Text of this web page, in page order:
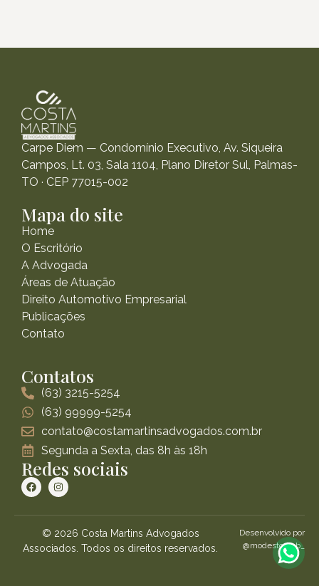
Carpe Diem — Condomínio Executivo, Av. Siqueira
Campos, Lt. 03, Sala 1104, Plano Diretor Sul, Palmas-
TO · CEP 77015-002
Mapa do site
Home
O Escritório
A Advogada
Áreas de Atuação
Direito Automotivo Empresarial
Publicações
Contato
Contatos
(63) 3215-5254
(63) 99999-5254
contato@costamartinsadvogados.com.br
Segunda a Sexta, das 8h às 18h
Redes sociais
© 2026 Costa Martins Advogados
Associados. Todos os direitos reservados.
Desenvolvido por
@modestoweb_